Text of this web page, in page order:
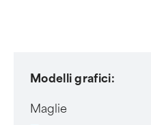
Modelli grafici:
Maglie